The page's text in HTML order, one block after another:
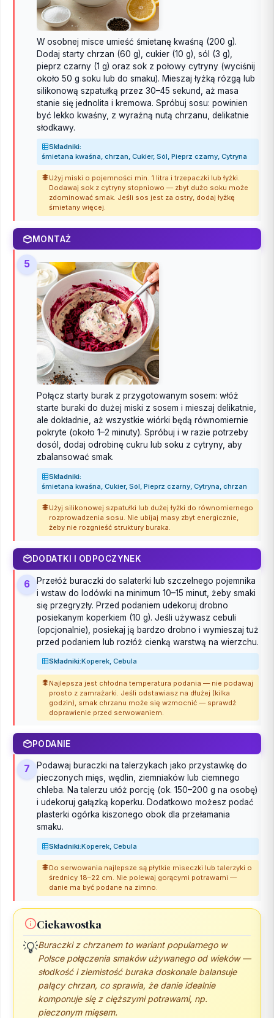
W osobnej misce umieść śmietanę kwaśną (200 g).
Dodaj starty chrzan (60 g), cukier (10 g), sól (3 g),
pieprz czarny (1 g) oraz sok z połowy cytryny (wyciśnij
około 50 g soku lub do smaku). Mieszaj łyżką rózgą lub
silikonową szpatułką przez 30–45 sekund, aż masa
stanie się jednolita i kremowa. Spróbuj sosu: powinien
być lekko kwaśny, z wyraźną nutą chrzanu, delikatnie
słodkawy.
Składniki:
śmietana kwaśna, chrzan, Cukier, Sól, Pieprz czarny, Cytryna
Użyj miski o pojemności min. 1 litra i trzepaczki lub łyżki.
Dodawaj sok z cytryny stopniowo — zbyt dużo soku może
zdominować smak. Jeśli sos jest za ostry, dodaj łyżkę
śmietany więcej.
MONTAŻ
5
Połącz starty burak z przygotowanym sosem: włóż
starte buraki do dużej miski z sosem i mieszaj delikatnie,
ale dokładnie, aż wszystkie wiórki będą równomiernie
pokryte (około 1–2 minuty). Spróbuj i w razie potrzeby
dosól, dodaj odrobinę cukru lub soku z cytryny, aby
zbalansować smak.
Składniki:
śmietana kwaśna, Cukier, Sól, Pieprz czarny, Cytryna, chrzan
Użyj silikonowej szpatułki lub dużej łyżki do równomiernego
rozprowadzenia sosu. Nie ubijaj masy zbyt energicznie,
żeby nie rozgnieść struktury buraka.
DODATKI I ODPOCZYNEK
6
Przełóż buraczki do salaterki lub szczelnego pojemnika
i wstaw do lodówki na minimum 10–15 minut, żeby smaki
się przegryzły. Przed podaniem udekoruj drobno
posiekanym koperkiem (10 g). Jeśli używasz cebuli
(opcjonalnie), posiekaj ją bardzo drobno i wymieszaj tuż
przed podaniem lub rozłóż cienką warstwą na wierzchu.
Składniki:Koperek, Cebula
Najlepsza jest chłodna temperatura podania — nie podawaj
prosto z zamrażarki. Jeśli odstawiasz na dłużej (kilka
godzin), smak chrzanu może się wzmocnić — sprawdź
doprawienie przed serwowaniem.
PODANIE
7
Podawaj buraczki na talerzykach jako przystawkę do
pieczonych mięs, wędlin, ziemniaków lub ciemnego
chleba. Na talerzu ułóż porcję (ok. 150–200 g na osobę)
i udekoruj gałązką koperku. Dodatkowo możesz podać
plasterki ogórka kiszonego obok dla przełamania
smaku.
Składniki:Koperek, Cebula
Do serwowania najlepsze są płytkie miseczki lub talerzyki o
średnicy 18–22 cm. Nie polewaj gorącymi potrawami —
danie ma być podane na zimno.
Ciekawostka
💡Buraczki z chrzanem to wariant popularnego w
Polsce połączenia smaków używanego od wieków —
słodkość i ziemistość buraka doskonale balansuje
palący chrzan, co sprawia, że danie idealnie
komponuje się z cięższymi potrawami, np.
pieczonym mięsem.